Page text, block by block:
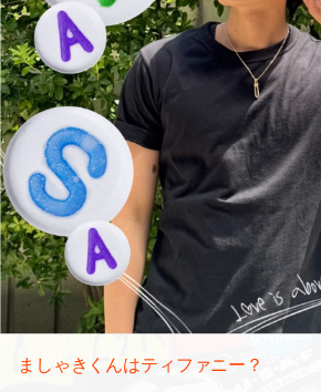
ましゃきくんはティファニー？